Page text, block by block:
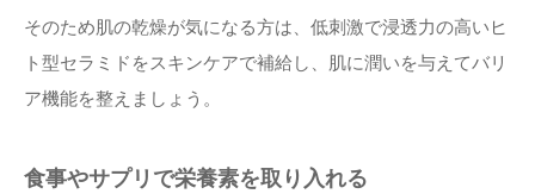
そのため肌の乾燥が気になる方は、低刺激で浸透力の高いヒ
ト型セラミドをスキンケアで補給し、肌に潤いを与えてバリ
ア機能を整えましょう。
食事やサプリで栄養素を取り入れる